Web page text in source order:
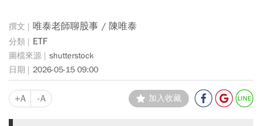
唯泰老師聊股事 / 陳唯泰
ETF
shutterstock
2026-05-15 09:00
+A -A 加入收藏